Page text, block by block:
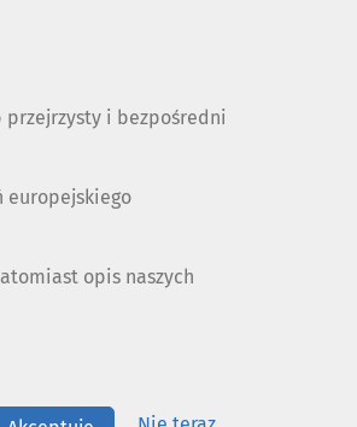
i bezpośredni
europejskiego
opis naszych